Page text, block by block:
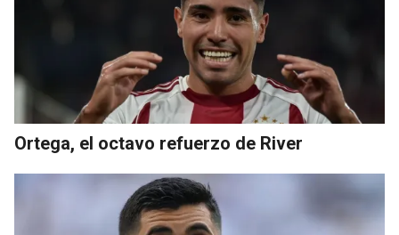
Ortega, el octavo refuerzo de River